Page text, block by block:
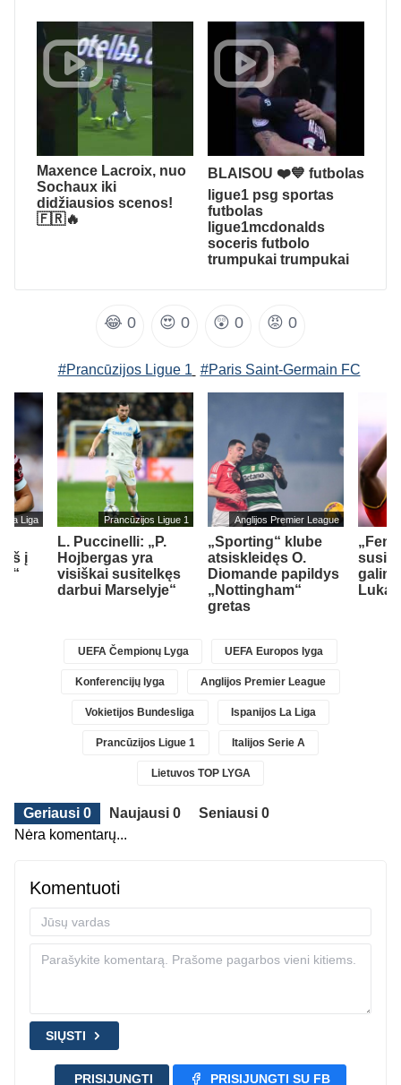
Maxence Lacroix, nuo
Sochaux iki
didžiausios scenos!
🇫🇷🔥
BLAISOU ❤️💙 futbolas
ligue1 psg sportas
futbolas
ligue1mcdonalds
soceris futbolo
trumpukai trumpukai
😂 0 😍 0 😲 0 😡 0
#Prancūzijos Ligue 1 #Paris Saint-Germain FC
La Liga
į
Prancūzijos Ligue 1
L. Puccinelli: „P.
Hojbergas yra
visiškai susitelkęs
darbui Marselyje“
Anglijos Premier League
„Sporting“ klube
atsiskleidęs O.
Diomande papildys
„Nottingham“
gretas
UEFA Čempionų Lyga UEFA Europos lyga
Konferencijų lyga Anglijos Premier League
Vokietijos Bundesliga Ispanijos La Liga
Prancūzijos Ligue 1 Italijos Serie A
Lietuvos TOP LYGA
Geriausi 0 Naujausi 0
Seniausi 0
Nėra komentarų...
Komentuoti
SIŲSTI
PRISIJUNGTI PRISIJUNGTI SU FB